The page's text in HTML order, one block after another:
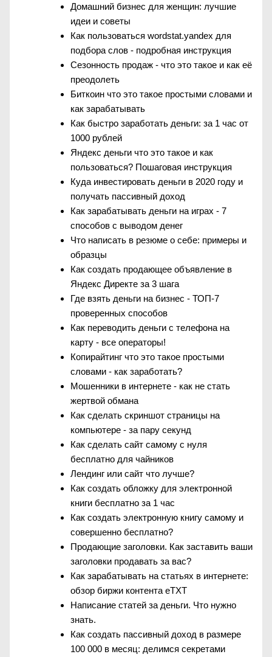
Домашний бизнес для женщин: лучшие
идеи и советы
Как пользоваться wordstat.yandex для
подбора слов - подробная инструкция
Сезонность продаж - что это такое и как её
преодолеть
Биткоин что это такое простыми словами и
как зарабатывать
Как быстро заработать деньги: за 1 час от
1000 рублей
Яндекс деньги что это такое и как
пользоваться? Пошаговая инструкция
Куда инвестировать деньги в 2020 году и
получать пассивный доход
Как зарабатывать деньги на играх - 7
способов с выводом денег
Что написать в резюме о себе: примеры и
образцы
Как создать продающее объявление в
Яндекс Директе за 3 шага
Где взять деньги на бизнес - ТОП-7
проверенных способов
Как переводить деньги с телефона на
карту - все операторы!
Копирайтинг что это такое простыми
словами - как заработать?
Мошенники в интернете - как не стать
жертвой обмана
Как сделать скриншот страницы на
компьютере - за пару секунд
Как сделать сайт самому с нуля
бесплатно для чайников
Лендинг или сайт что лучше?
Как создать обложку для электронной
книги бесплатно за 1 час
Как создать электронную книгу самому и
совершенно бесплатно?
Продающие заголовки. Как заставить ваши
заголовки продавать за вас?
Как зарабатывать на статьях в интернете:
обзор биржи контента eTXT
Написание статей за деньги. Что нужно
знать.
Как создать пассивный доход в размере
100 000 в месяц: делимся секретами